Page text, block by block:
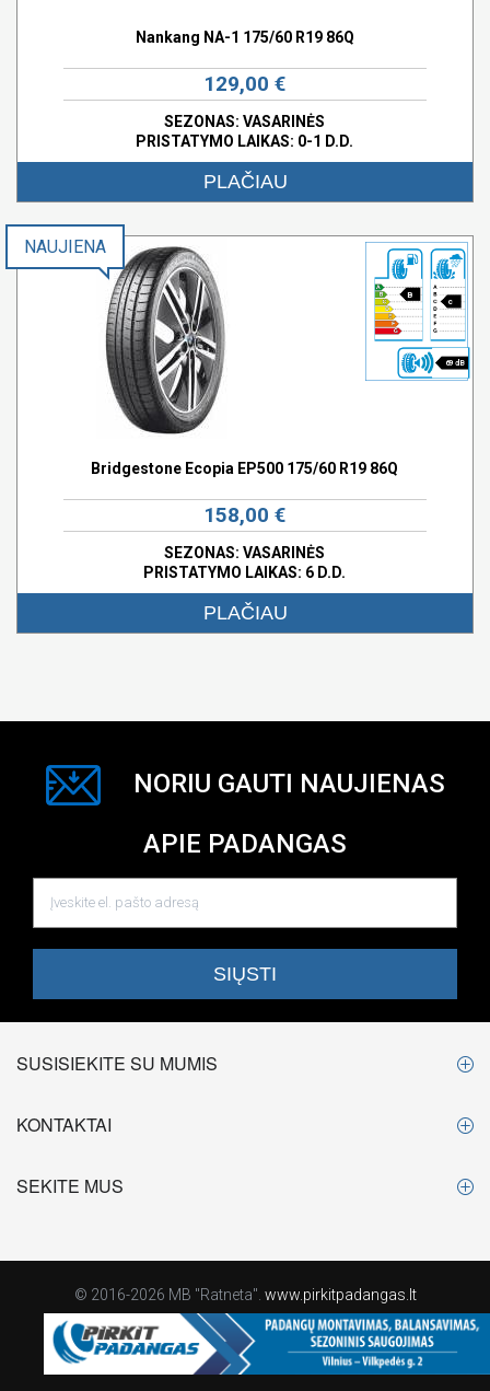
Nankang NA-1 175/60 R19 86Q
129,00 €
SEZONAS: VASARINĖS
PRISTATYMO LAIKAS: 0-1 D.D.
PLAČIAU
B
c
69 dB
NAUJIENA
Bridgestone Ecopia EP500 175/60 R19 86Q
158,00 €
SEZONAS: VASARINĖS
PRISTATYMO LAIKAS: 6 D.D.
PLAČIAU
NORIU GAUTI NAUJIENAS
APIE PADANGAS
SUSISIEKITE SU MUMIS
KONTAKTAI
SEKITE MUS
© 2016-2026 MB "Ratneta". www.pirkitpadangas.lt